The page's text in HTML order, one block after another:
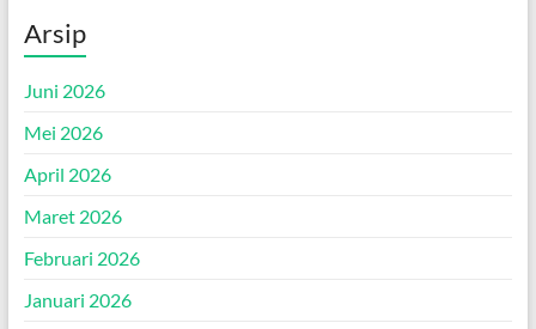
Arsip
Juni 2026
Mei 2026
April 2026
Maret 2026
Februari 2026
Januari 2026